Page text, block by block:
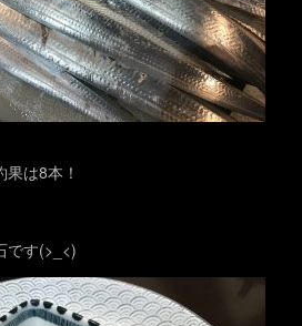
は8本！
です(>_<)